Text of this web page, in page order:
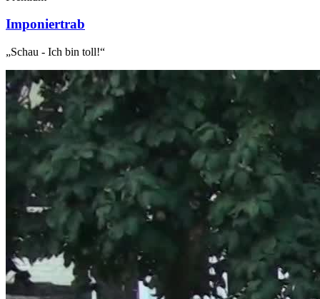
Imponiertrab
„Schau - Ich bin toll!“